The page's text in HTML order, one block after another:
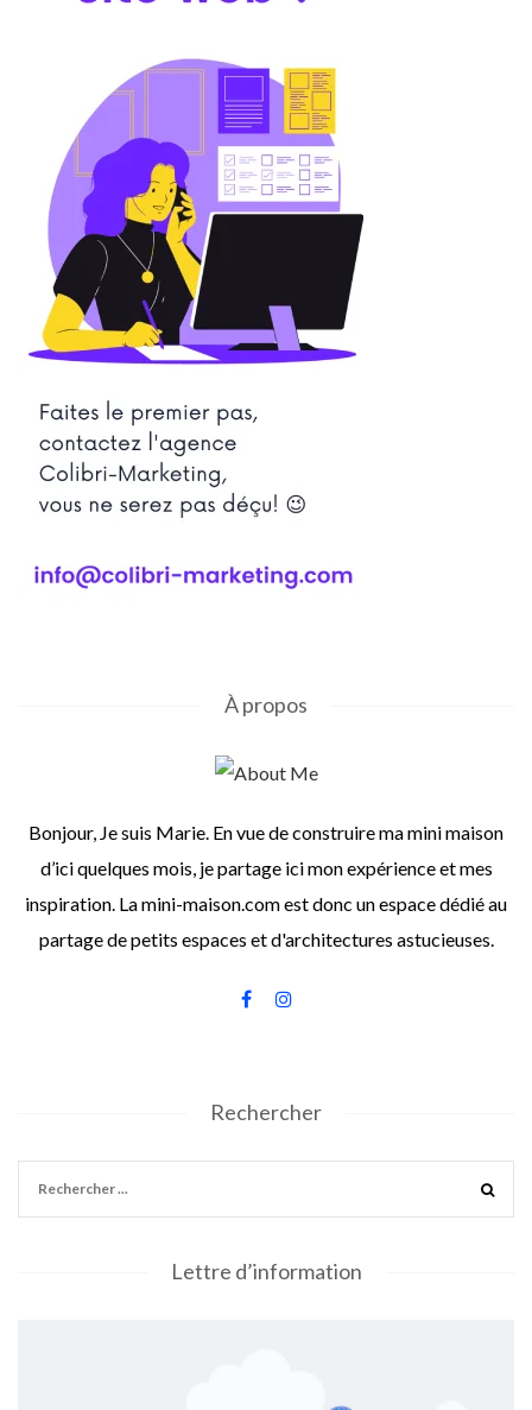
À propos
Bonjour, Je suis Marie. En vue de construire ma mini maison
d’ici quelques mois, je partage ici mon expérience et mes
inspiration. La mini-maison.com est donc un espace dédié au
partage de petits espaces et d'architectures astucieuses.
Rechercher
Lettre d’information